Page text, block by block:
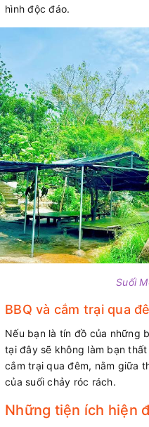
hình độc đáo.
Suối
BBQ và cắm trại qua
Nếu bạn là tín đồ của những
tại đây sẽ không làm bạn
cắm trại qua đêm, nằm giữa
của suối chảy róc rách.
Những tiện ích hiện